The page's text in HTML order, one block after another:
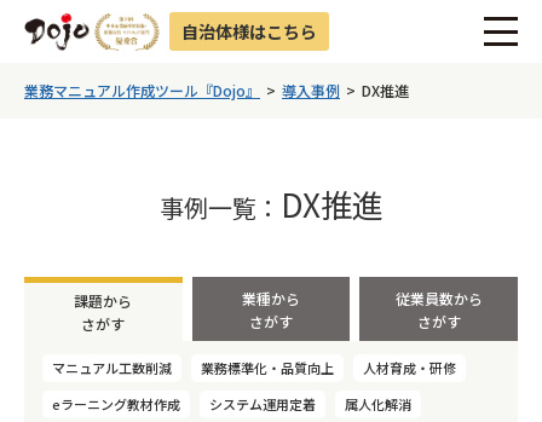
自治体様はこちら
業務マニュアル作成ツール『Dojo』 導入事例 DX推進
事例一覧： DX推進
課題から
さがす
業種から
さがす
従業員数から
さがす
マニュアル工数削減 業務標準化・品質向上
人材育成・研修
eラーニング教材作成
システム運用定着
属人化解消